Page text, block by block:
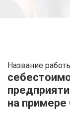
Название
на